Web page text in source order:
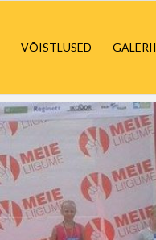
VÕISTLUSED GALERII